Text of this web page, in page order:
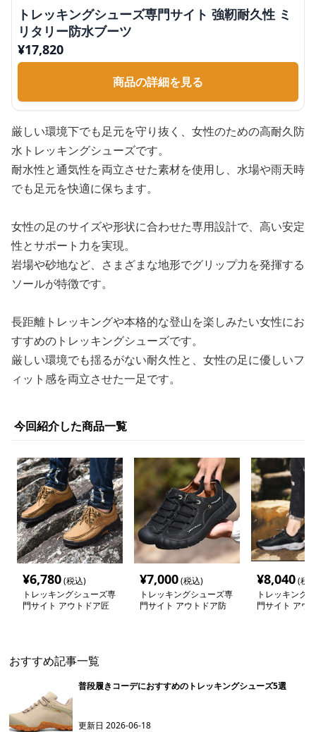
トレッキングシューズ専門サイト 強靭耐久性 ミ
リタリー防水ブーツ
¥17,820
商品の詳細を見る
厳しい環境下でも足元を守り抜く、女性のための高耐久防
水トレッキングシューズです。
耐水性と通気性を両立させた素材を使用し、水場や雨天時
でも足元を快適に保ちます。
女性の足のサイズや形状に合わせた専用設計で、高い安定
性とサポート力を実現。
岩場や砂地など、さまざまな地形でグリップ力を発揮する
ソールが特徴です。
長距離トレッキングや本格的な登山を楽しみたい女性にお
すすめのトレッキングシューズです。
厳しい環境でも揺るがない耐久性と、女性の足に優しいフ
ィット感を両立させた一足です。
今回紹介した商品一覧
¥6,780(税込)
トレッキングシューズ専
門サイト アウトドア匠
¥7,000(税込)
トレッキングシューズ専
門サイト アウトドア防
¥8,040(税
トレッキング
門サイト アウ
おすすめ記事一覧
普段履きコーデにおすすめのトレッキングシューズ5選
更新日2026-06-18